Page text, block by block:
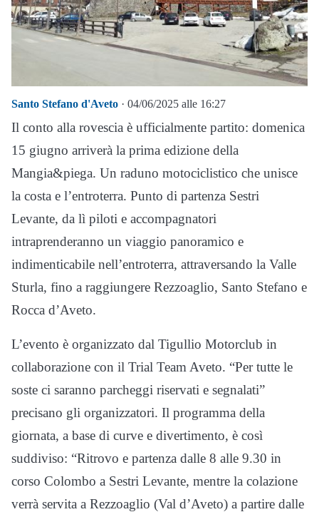
Santo Stefano d'Aveto · 04/06/2025 alle 16:27
Il conto alla rovescia è ufficialmente partito: domenica
15 giugno arriverà la prima edizione della
Mangia&piega. Un raduno motociclistico che unisce
la costa e l’entroterra. Punto di partenza Sestri
Levante, da lì piloti e accompagnatori
intraprenderanno un viaggio panoramico e
indimenticabile nell’entroterra, attraversando la Valle
Sturla, fino a raggiungere Rezzoaglio, Santo Stefano e
Rocca d’Aveto.
L’evento è organizzato dal Tigullio Motorclub in
collaborazione con il Trial Team Aveto. “Per tutte le
soste ci saranno parcheggi riservati e segnalati”
precisano gli organizzatori. Il programma della
giornata, a base di curve e divertimento, è così
suddiviso: “Ritrovo e partenza dalle 8 alle 9.30 in
corso Colombo a Sestri Levante, mentre la colazione
verrà servita a Rezzoaglio (Val d’Aveto) a partire dalle